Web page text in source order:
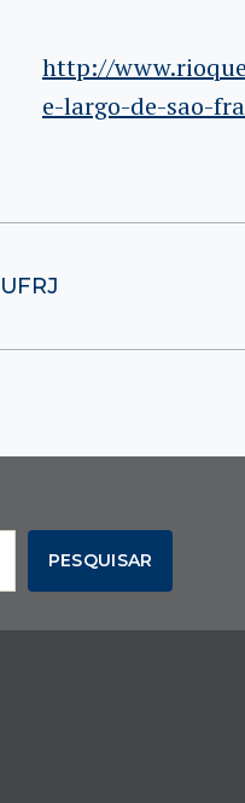
http://
e-largo-de-sao-
PESQUISAR